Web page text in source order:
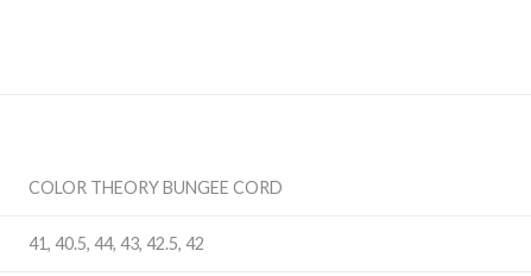
COLOR THEORY BUNGEE CORD
41, 40.5, 44, 43, 42.5, 42